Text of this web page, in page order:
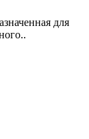
для